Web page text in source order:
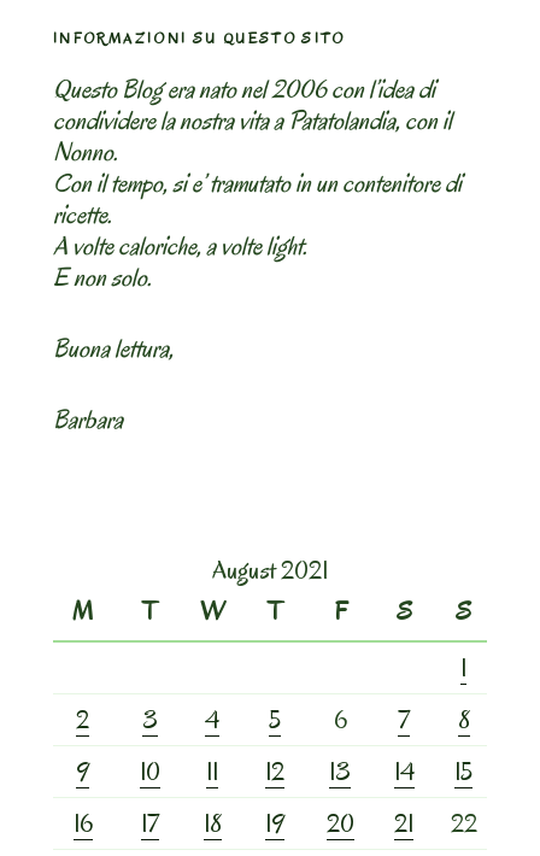
INFORMAZIONI SU QUESTO SITO
Questo Blog era nato nel 2006 con l’idea di
condividere la nostra vita a Patatolandia, con il
Nonno.
Con il tempo, si e’ tramutato in un contenitore di
ricette.
A volte caloriche, a volte light.
E non solo.
Buona lettura,
Barbara
August 2021
M
T W T F S
S
1
2
3 4 5 6 7
8
9
10 11 12 13 14
15
16
17 18 19 20 21
22